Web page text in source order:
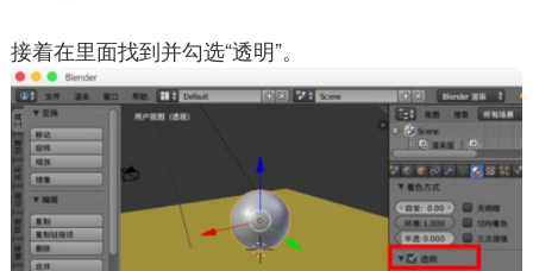
接着在里面找到并勾选“透明”。